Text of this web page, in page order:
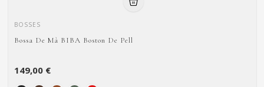
BOSSES
Bossa De Mà BIBA Boston De Pell
149,00 €